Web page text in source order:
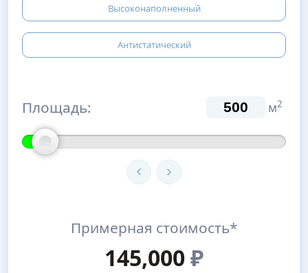
Высоконаполненный
Антистатический
Площадь: м2
Примерная стоимость*
145,000₽